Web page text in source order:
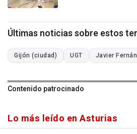
Últimas noticias sobre estos
Gijón (ciudad) UGT Javier
Contenido patrocinado
Lo más leído en Asturias